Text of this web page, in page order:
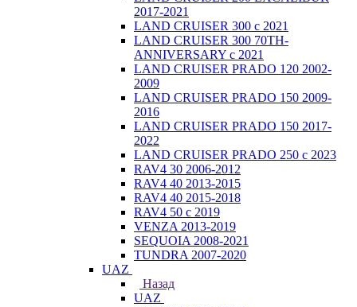
2017-2021
LAND CRUISER 300 с 2021
LAND CRUISER 300 70TH-
ANNIVERSARY с 2021
LAND CRUISER PRADO 120 2002-
2009
LAND CRUISER PRADO 150 2009-
2016
LAND CRUISER PRADO 150 2017-
2022
LAND CRUISER PRADO 250 с 2023
RAV4 30 2006-2012
RAV4 40 2013-2015
RAV4 40 2015-2018
RAV4 50 с 2019
VENZA 2013-2019
SEQUOIA 2008-2021
TUNDRA 2007-2020
UAZ
Назад
UAZ